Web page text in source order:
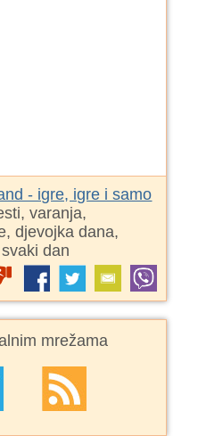
- igre, igre i samo
varanja,
djevojka dana,
dan
mrežama